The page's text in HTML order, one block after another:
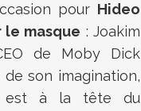
pour Hideo
masque : Joakim
de Moby Dick
son imagination,
est à la tête du